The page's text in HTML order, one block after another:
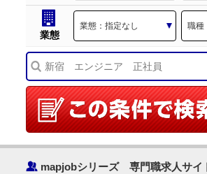
業態
‰ mapjobシリーズ 専門職求人サイ